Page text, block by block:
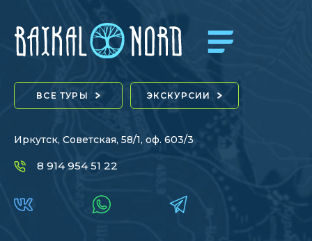
ВСЕ ТУРЫ ЭКСКУРСИИ
Иркутск, Советская, 58/1, оф. 603/3
8 914 954 51 22